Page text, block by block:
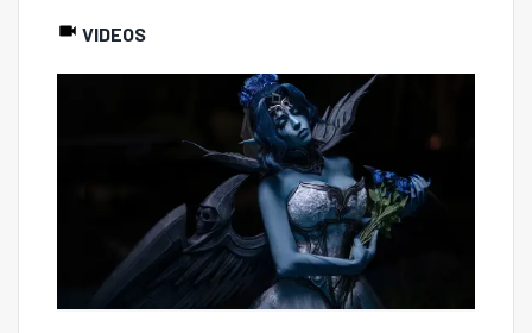
VIDEOS